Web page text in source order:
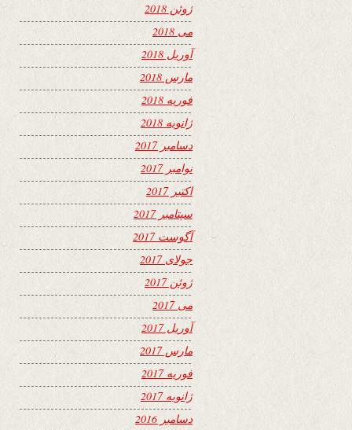
ژوئن 2018
می 2018
آوریل 2018
مارس 2018
فوریه 2018
ژانویه 2018
دسامبر 2017
نوامبر 2017
اکتبر 2017
سپتامبر 2017
آگوست 2017
جولای 2017
ژوئن 2017
می 2017
آوریل 2017
مارس 2017
فوریه 2017
ژانویه 2017
دسامبر 2016